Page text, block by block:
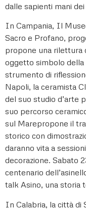
dalle sapienti mani
In Campania, Il
Sacro e Profano,
propone una rilettura
oggetto simbolo della
strumento di
Napoli, la ceramista
del suo studio d’arte
suo percorso
sul Marepropone il
storico con
daranno vita a
decorazione. Sabato
centenario
talk Asino, una storia
In Calabria, la città di